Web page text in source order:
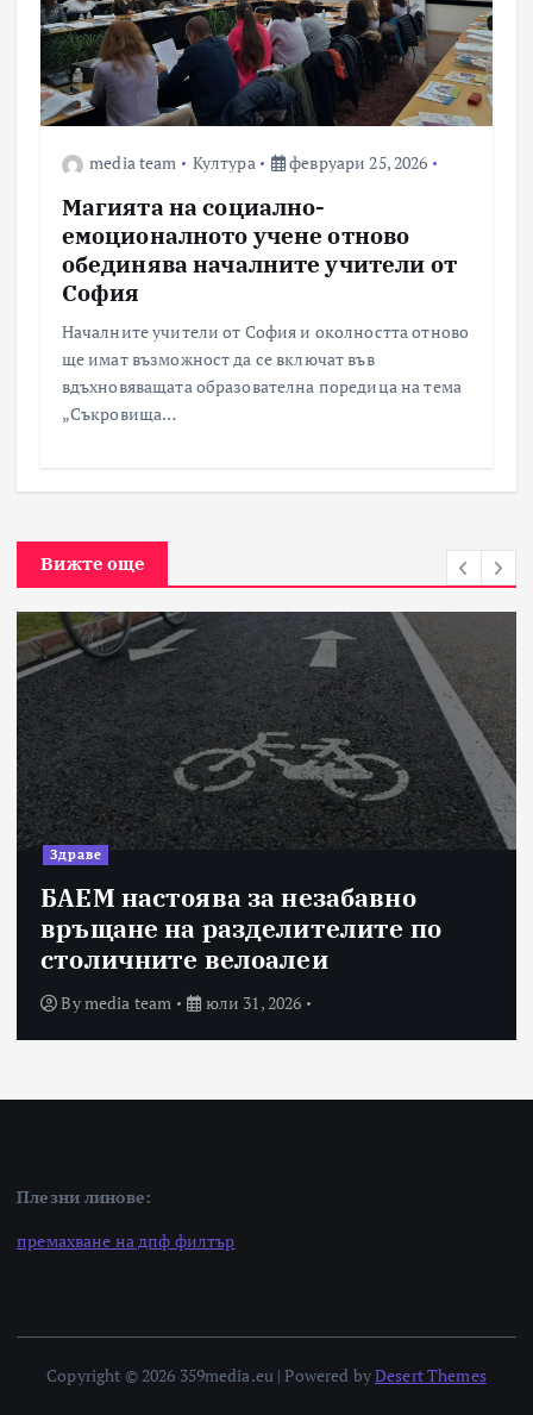
media team Култура февруари 25, 2026
Магията на социално-
емоционалното учене отново
обединява началните учители от
София
Началните учители от София и околността отново
ще имат възможност да се включат във
вдъхновяващата образователна поредица на тема
„Съкровища…
Вижте още
Здраве
БАЕМ настоява за незабавно
връщане на разделителите по
столичните велоалеи
Bymedia team юли 31, 2026
Плезни линове:
премахване на дпф филтър
Copyright © 2026 359media.eu | Powered byDesert Themes